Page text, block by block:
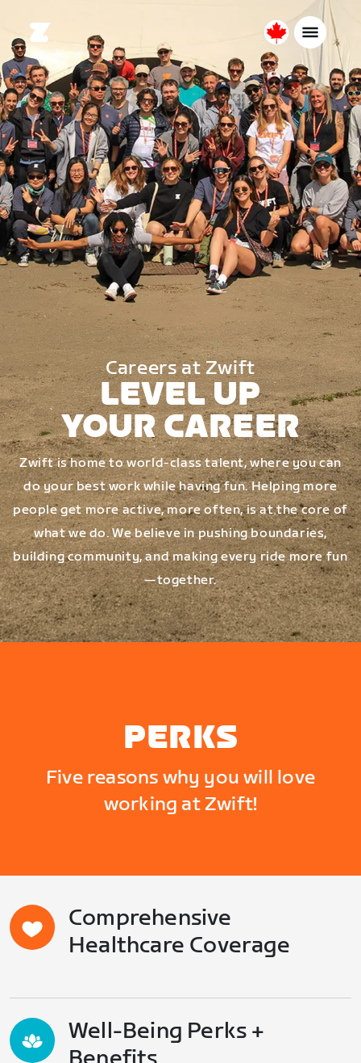
Canada
Français
Careers at Zwift
LEVEL UP
YOUR CAREER
Zwift is home to world-class talent, where you can
do your best work while having fun. Helping more
people get more active, more often, is at the core of
what we do. We believe in pushing boundaries,
building community, and making every ride more fun
—together.
PERKS
Five reasons why you will love
working at Zwift!
Comprehensive
Healthcare Coverage
Well-Being Perks +